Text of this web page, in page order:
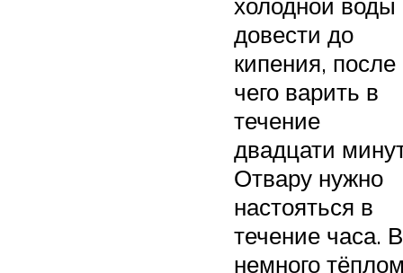
довести до
кипения, после
чего варить в
течение
двадцати
Отвару нужно
настояться в
течение часа. В
немного